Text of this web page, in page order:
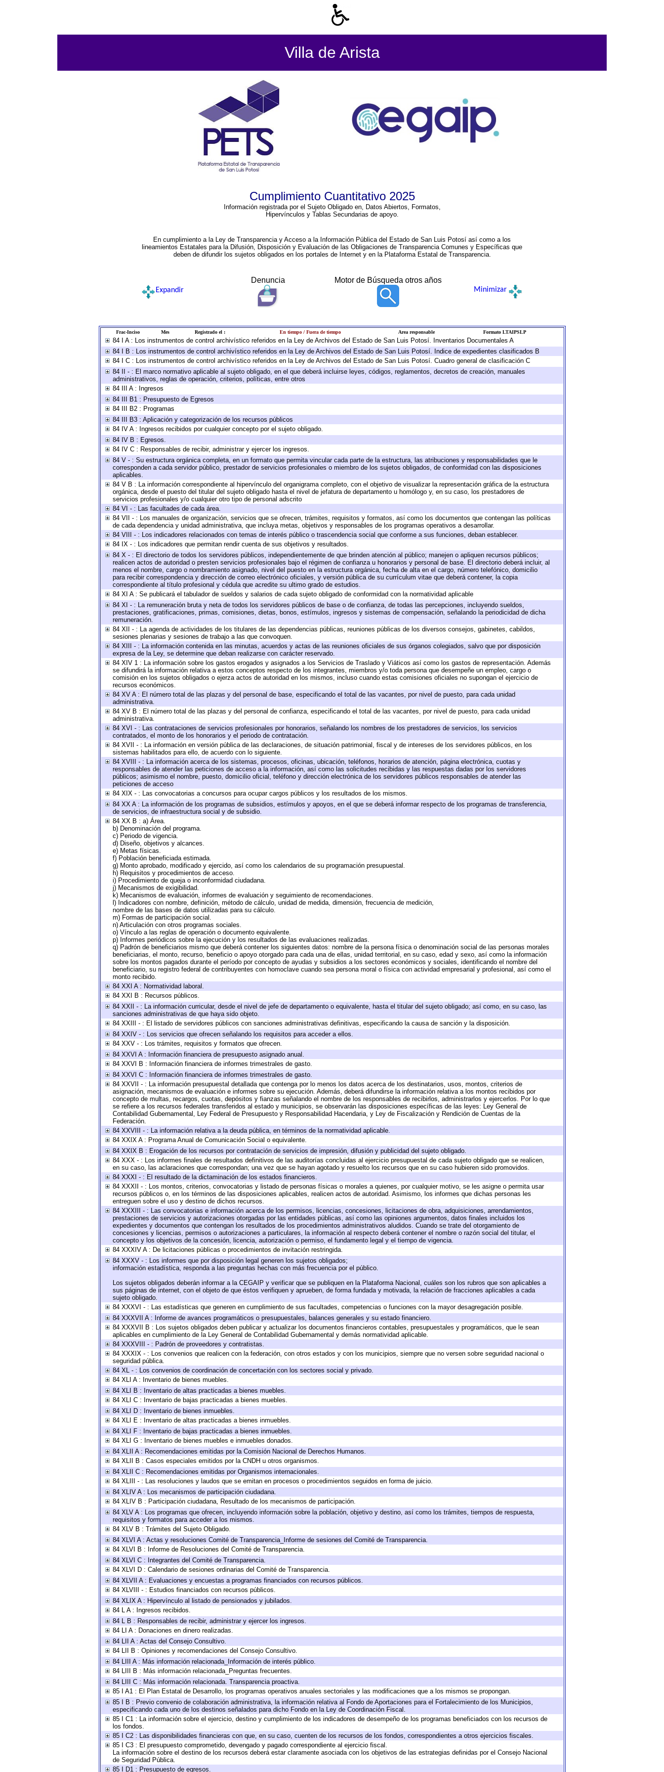
Villa de Arista
Cumplimiento Cuantitativo 2025
Información registrada por el Sujeto Obligado en, Datos Abiertos, Formatos,
Hipervínculos y Tablas Secundarias de apoyo.
En cumplimiento a la Ley de Transparencia y Acceso a la Información Pública del Estado de San Luis Potosí así como a los
lineamientos Estatales para la Difusión, Disposición y Evaluación de las Obligaciones de Transparencia Comunes y Específicas que
deben de difundir los sujetos obligados en los portales de Internet y en la Plataforma Estatal de Transparencia.
Denuncia Motor de Búsqueda otros años
Expandir Minimizar
Frac-Inciso Mes Registrado el : En tiempo / Fuera de tiempo Area responsable Formato LTAIPSLP
84 I A : Los instrumentos de control archivístico referidos en la Ley de Archivos del Estado de San Luis Potosí. Inventarios Documentales A
84 I B : Los instrumentos de control archivístico referidos en la Ley de Archivos del Estado de San Luis Potosí. Indice de expedientes clasificados B
84 I C : Los instrumentos de control archivístico referidos en la Ley de Archivos del Estado de San Luis Potosí. Cuadro general de clasificación C
84 II - : El marco normativo aplicable al sujeto obligado, en el que deberá incluirse leyes, códigos, reglamentos, decretos de creación, manuales
administrativos, reglas de operación, criterios, políticas, entre otros
84 III A : Ingresos
84 III B1 : Presupuesto de Egresos
84 III B2 : Programas
84 III B3 : Aplicación y categorización de los recursos públicos
84 IV A : Ingresos recibidos por cualquier concepto por el sujeto obligado.
84 IV B : Egresos.
84 IV C : Responsables de recibir, administrar y ejercer los ingresos.
84 V - : Su estructura orgánica completa, en un formato que permita vincular cada parte de la estructura, las atribuciones y responsabilidades que le
corresponden a cada servidor público, prestador de servicios profesionales o miembro de los sujetos obligados, de conformidad con las disposiciones
aplicables.
84 V B : La información correspondiente al hipervínculo del organigrama completo, con el objetivo de visualizar la representación gráfica de la estructura
orgánica, desde el puesto del titular del sujeto obligado hasta el nivel de jefatura de departamento u homólogo y, en su caso, los prestadores de
servicios profesionales y/o cualquier otro tipo de personal adscrito
84 VI - : Las facultades de cada área.
84 VII - : Los manuales de organización, servicios que se ofrecen, trámites, requisitos y formatos, así como los documentos que contengan las políticas
de cada dependencia y unidad administrativa, que incluya metas, objetivos y responsables de los programas operativos a desarrollar.
84 VIII - : Los indicadores relacionados con temas de interés público o trascendencia social que conforme a sus funciones, deban establecer.
84 IX - : Los indicadores que permitan rendir cuenta de sus objetivos y resultados.
84 X - : El directorio de todos los servidores públicos, independientemente de que brinden atención al público; manejen o apliquen recursos públicos;
realicen actos de autoridad o presten servicios profesionales bajo el régimen de confianza u honorarios y personal de base. El directorio deberá incluir, al
menos el nombre, cargo o nombramiento asignado, nivel del puesto en la estructura orgánica, fecha de alta en el cargo, número telefónico, domicilio
para recibir correspondencia y dirección de correo electrónico oficiales, y versión pública de su currículum vitae que deberá contener, la copia
correspondiente al título profesional y cédula que acredite su ultimo grado de estudios.
84 XI A : Se publicará el tabulador de sueldos y salarios de cada sujeto obligado de conformidad con la normatividad aplicable
84 XI - : La remuneración bruta y neta de todos los servidores públicos de base o de confianza, de todas las percepciones, incluyendo sueldos,
prestaciones, gratificaciones, primas, comisiones, dietas, bonos, estímulos, ingresos y sistemas de compensación, señalando la periodicidad de dicha
remuneración.
84 XII - : La agenda de actividades de los titulares de las dependencias públicas, reuniones públicas de los diversos consejos, gabinetes, cabildos,
sesiones plenarias y sesiones de trabajo a las que convoquen.
84 XIII - : La información contenida en las minutas, acuerdos y actas de las reuniones oficiales de sus órganos colegiados, salvo que por disposición
expresa de la Ley, se determine que deban realizarse con carácter reservado.
84 XIV 1 : La información sobre los gastos erogados y asignados a los Servicios de Traslado y Viáticos así como los gastos de representación. Además
se difundirá la información relativa a estos conceptos respecto de los integrantes, miembros y/o toda persona que desempeñe un empleo, cargo o
comisión en los sujetos obligados o ejerza actos de autoridad en los mismos, incluso cuando estas comisiones oficiales no supongan el ejercicio de
recursos económicos.
84 XV A : El número total de las plazas y del personal de base, especificando el total de las vacantes, por nivel de puesto, para cada unidad
administrativa.
84 XV B : El número total de las plazas y del personal de confianza, especificando el total de las vacantes, por nivel de puesto, para cada unidad
administrativa.
84 XVI - : Las contrataciones de servicios profesionales por honorarios, señalando los nombres de los prestadores de servicios, los servicios
contratados, el monto de los honorarios y el periodo de contratación.
84 XVII - : La información en versión pública de las declaraciones, de situación patrimonial, fiscal y de intereses de los servidores públicos, en los
sistemas habilitados para ello, de acuerdo con lo siguiente.
84 XVIII - : La información acerca de los sistemas, procesos, oficinas, ubicación, teléfonos, horarios de atención, página electrónica, cuotas y
responsables de atender las peticiones de acceso a la información, así como las solicitudes recibidas y las respuestas dadas por los servidores
públicos; asimismo el nombre, puesto, domicilio oficial, teléfono y dirección electrónica de los servidores públicos responsables de atender las
peticiones de acceso
84 XIX - : Las convocatorias a concursos para ocupar cargos públicos y los resultados de los mismos.
84 XX A : La información de los programas de subsidios, estímulos y apoyos, en el que se deberá informar respecto de los programas de transferencia,
de servicios, de infraestructura social y de subsidio.
84 XX B : a) Área.
b) Denominación del programa.
c) Periodo de vigencia.
d) Diseño, objetivos y alcances.
e) Metas físicas.
f) Población beneficiada estimada.
g) Monto aprobado, modificado y ejercido, así como los calendarios de su programación presupuestal.
h) Requisitos y procedimientos de acceso.
i) Procedimiento de queja o inconformidad ciudadana.
j) Mecanismos de exigibilidad.
k) Mecanismos de evaluación, informes de evaluación y seguimiento de recomendaciones.
l) Indicadores con nombre, definición, método de cálculo, unidad de medida, dimensión, frecuencia de medición,
nombre de las bases de datos utilizadas para su cálculo.
m) Formas de participación social.
n) Articulación con otros programas sociales.
o) Vínculo a las reglas de operación o documento equivalente.
p) Informes periódicos sobre la ejecución y los resultados de las evaluaciones realizadas.
q) Padrón de beneficiarios mismo que deberá contener los siguientes datos: nombre de la persona física o denominación social de las personas morales
beneficiarias, el monto, recurso, beneficio o apoyo otorgado para cada una de ellas, unidad territorial, en su caso, edad y sexo, así como la información
sobre los montos pagados durante el período por concepto de ayudas y subsidios a los sectores económicos y sociales, identificando el nombre del
beneficiario, su registro federal de contribuyentes con homoclave cuando sea persona moral o física con actividad empresarial y profesional, así como el
monto recibido.
84 XXI A : Normatividad laboral.
84 XXI B : Recursos públicos.
84 XXII - : La información curricular, desde el nivel de jefe de departamento o equivalente, hasta el titular del sujeto obligado; así como, en su caso, las
sanciones administrativas de que haya sido objeto.
84 XXIII - : El listado de servidores públicos con sanciones administrativas definitivas, especificando la causa de sanción y la disposición.
84 XXIV - : Los servicios que ofrecen señalando los requisitos para acceder a ellos.
84 XXV - : Los trámites, requisitos y formatos que ofrecen.
84 XXVI A : Información financiera de presupuesto asignado anual.
84 XXVI B : Información financiera de informes trimestrales de gasto.
84 XXVI C : Información financiera de informes trimestrales de gasto.
84 XXVII - : La información presupuestal detallada que contenga por lo menos los datos acerca de los destinatarios, usos, montos, criterios de
asignación, mecanismos de evaluación e informes sobre su ejecución. Además, deberá difundirse la información relativa a los montos recibidos por
concepto de multas, recargos, cuotas, depósitos y fianzas señalando el nombre de los responsables de recibirlos, administrarlos y ejercerlos. Por lo que
se refiere a los recursos federales transferidos al estado y municipios, se observarán las disposiciones específicas de las leyes: Ley General de
Contabilidad Gubernamental, Ley Federal de Presupuesto y Responsabilidad Hacendaria, y Ley de Fiscalización y Rendición de Cuentas de la
Federación.
84 XXVIII - : La información relativa a la deuda pública, en términos de la normatividad aplicable.
84 XXIX A : Programa Anual de Comunicación Social o equivalente.
84 XXIX B : Erogación de los recursos por contratación de servicios de impresión, difusión y publicidad del sujeto obligado.
84 XXX - : Los informes finales de resultados definitivos de las auditorías concluidas al ejercicio presupuestal de cada sujeto obligado que se realicen,
en su caso, las aclaraciones que correspondan; una vez que se hayan agotado y resuelto los recursos que en su caso hubieren sido promovidos.
84 XXXI - : El resultado de la dictaminación de los estados financieros.
84 XXXII - : Los montos, criterios, convocatorias y listado de personas físicas o morales a quienes, por cualquier motivo, se les asigne o permita usar
recursos públicos o, en los términos de las disposiciones aplicables, realicen actos de autoridad. Asimismo, los informes que dichas personas les
entreguen sobre el uso y destino de dichos recursos.
84 XXXIII - : Las convocatorias e información acerca de los permisos, licencias, concesiones, licitaciones de obra, adquisiciones, arrendamientos,
prestaciones de servicios y autorizaciones otorgadas por las entidades públicas, así como las opiniones argumentos, datos finales incluidos los
expedientes y documentos que contengan los resultados de los procedimientos administrativos aludidos. Cuando se trate del otorgamiento de
concesiones y licencias, permisos o autorizaciones a particulares, la información al respecto deberá contener el nombre o razón social del titular, el
concepto y los objetivos de la concesión, licencia, autorización o permiso, el fundamento legal y el tiempo de vigencia.
84 XXXIV A : De licitaciones públicas o procedimientos de invitación restringida.
84 XXXV - : Los informes que por disposición legal generen los sujetos obligados;
información estadística, responda a las preguntas hechas con más frecuencia por el público.
Los sujetos obligados deberán informar a la CEGAIP y verificar que se publiquen en la Plataforma Nacional, cuáles son los rubros que son aplicables a
sus páginas de internet, con el objeto de que éstos verifiquen y aprueben, de forma fundada y motivada, la relación de fracciones aplicables a cada
sujeto obligado.
84 XXXVI - : Las estadísticas que generen en cumplimiento de sus facultades, competencias o funciones con la mayor desagregación posible.
84 XXXVII A : Informe de avances programáticos o presupuestales, balances generales y su estado financiero.
84 XXXVII B : Los sujetos obligados deben publicar y actualizar los documentos financieros contables, presupuestales y programáticos, que le sean
aplicables en cumplimiento de la Ley General de Contabilidad Gubernamental y demás normatividad aplicable.
84 XXXVIII - : Padrón de proveedores y contratistas.
84 XXXIX - : Los convenios que realicen con la federación, con otros estados y con los municipios, siempre que no versen sobre seguridad nacional o
seguridad pública.
84 XL - : Los convenios de coordinación de concertación con los sectores social y privado.
84 XLI A : Inventario de bienes muebles.
84 XLI B : Inventario de altas practicadas a bienes muebles.
84 XLI C : Inventario de bajas practicadas a bienes muebles.
84 XLI D : Inventario de bienes inmuebles.
84 XLI E : Inventario de altas practicadas a bienes inmuebles.
84 XLI F : Inventario de bajas practicadas a bienes inmuebles.
84 XLI G : Inventario de bienes muebles e inmuebles donados.
84 XLII A : Recomendaciones emitidas por la Comisión Nacional de Derechos Humanos.
84 XLII B : Casos especiales emitidos por la CNDH u otros organismos.
84 XLII C : Recomendaciones emitidas por Organismos internacionales.
84 XLIII - : Las resoluciones y laudos que se emitan en procesos o procedimientos seguidos en forma de juicio.
84 XLIV A : Los mecanismos de participación ciudadana.
84 XLIV B : Participación ciudadana, Resultado de los mecanismos de participación.
84 XLV A : Los programas que ofrecen, incluyendo información sobre la población, objetivo y destino, así como los trámites, tiempos de respuesta,
requisitos y formatos para acceder a los mismos.
84 XLV B : Trámites del Sujeto Obligado.
84 XLVI A : Actas y resoluciones Comité de Transparencia_Informe de sesiones del Comité de Transparencia.
84 XLVI B : Informe de Resoluciones del Comité de Transparencia.
84 XLVI C : Integrantes del Comité de Transparencia.
84 XLVI D : Calendario de sesiones ordinarias del Comité de Transparencia.
84 XLVII A : Evaluaciones y encuestas a programas financiados con recursos públicos.
84 XLVIII - : Estudios financiados con recursos públicos.
84 XLIX A : Hipervínculo al listado de pensionados y jubilados.
84 L A : Ingresos recibidos.
84 L B : Responsables de recibir, administrar y ejercer los ingresos.
84 LI A : Donaciones en dinero realizadas.
84 LII A : Actas del Consejo Consultivo.
84 LII B : Opiniones y recomendaciones del Consejo Consultivo.
84 LIII A : Más información relacionada_Información de interés público.
84 LIII B : Más información relacionada_Preguntas frecuentes.
84 LIII C : Más información relacionada. Transparencia proactiva.
85 I A1 : El Plan Estatal de Desarrollo, los programas operativos anuales sectoriales y las modificaciones que a los mismos se propongan.
85 I B : Previo convenio de colaboración administrativa, la información relativa al Fondo de Aportaciones para el Fortalecimiento de los Municipios,
especificando cada uno de los destinos señalados para dicho Fondo en la Ley de Coordinación Fiscal.
85 I C1 : La información sobre el ejercicio, destino y cumplimiento de los indicadores de desempeño de los programas beneficiados con los recursos de
los fondos.
85 I C2 : Las disponibilidades financieras con que, en su caso, cuenten de los recursos de los fondos, correspondientes a otros ejercicios fiscales.
85 I C3 : El presupuesto comprometido, devengado y pagado correspondiente al ejercicio fiscal.
La información sobre el destino de los recursos deberá estar claramente asociada con los objetivos de las estrategias definidas por el Consejo Nacional
de Seguridad Pública.
85 I D1 : Presupuesto de egresos.